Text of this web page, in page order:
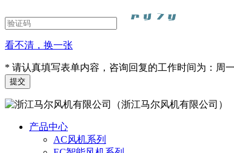
看不清，换一张
* 请认真填写表单内容，咨询回复的工作时间为：周
（浙江马尔风机有限公司）
产品中心
AC风机系列